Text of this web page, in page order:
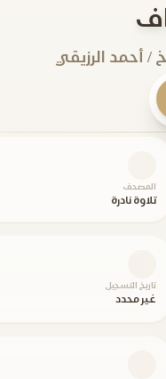
أحمد الرزيقي
المصحف
تلاوة نادرة
تاريخ التسجيل
غير محدد